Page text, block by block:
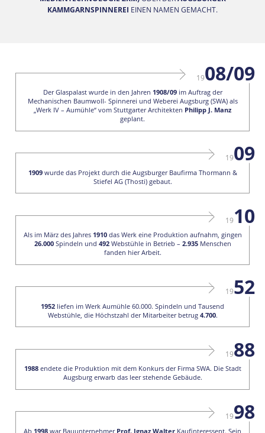
KAMMGARNSPINNEREI EINEN NAMEN GEMACHT.
1908/09
Der Glaspalast wurde in den Jahren 1908/09im Auftrag der
Mechanischen Baumwoll- Spinnerei und Weberei Augsburg (SWA) als
„Werk IV – Aumühle“ vom Stuttgarter Architekten Philipp J. Manz
geplant.
1909
1909wurde das Projekt durch die Augsburger Baufirma Thormann &
Stiefel AG (Thosti) gebaut.
1910
Als im März des Jahres 1910das Werk eine Produktion aufnahm, gingen
26.000Spindeln und 492Webstühle in Betrieb – 2.935Menschen
fanden hier Arbeit.
1952
1952 liefen im Werk Aumühle 60.000. Spindeln und Tausend
Webstühle, die Höchstzahl der Mitarbeiter betrug 4.700.
1988
1988endete die Produktion mit dem Konkurs der Firma SWA. Die Stadt
Augsburg erwarb das leer stehende Gebäude.
1998
Ab 1998 war Bauunternehmer Prof. Ignaz Walter Kaufinteressent. Sein